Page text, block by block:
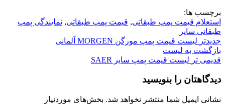
برچسب ها:
استعلام قیمت پمپ طبقاتی, قیمت پمپ طبقاتی, نمایندگی پمپ
طبقاتی سایر
جدیدتر لیست قیمت پمپ مورگن MORGEN آلمانی
بازگشت به لیست
قدیمی تر لیست قیمت پمپ سایر SAER
دیدگاهتان را بنویسید
نشانی ایمیل شما منتشر نخواهد شد. بخش‌های موردنیاز